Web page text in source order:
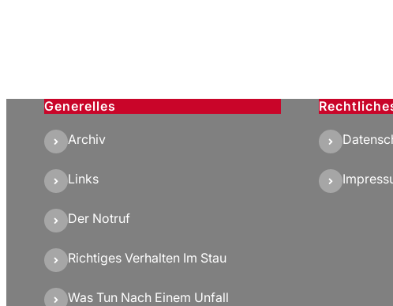
Generelles
Archiv
Links
Der Notruf
Richtiges Verhalten Im Stau
Was Tun Nach Einem Unfall